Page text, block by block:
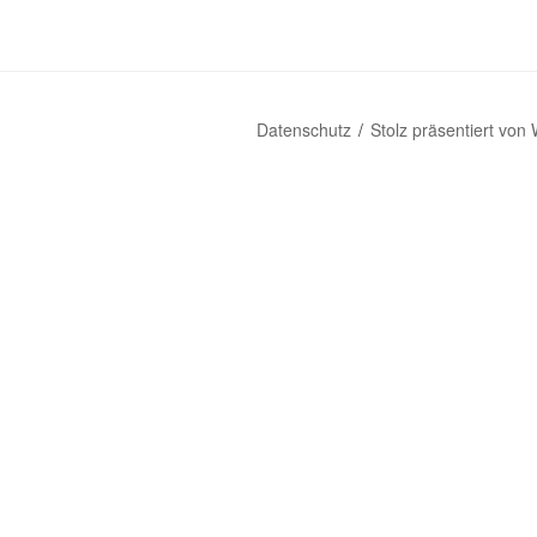
Datenschutz Stolz präsentiert von